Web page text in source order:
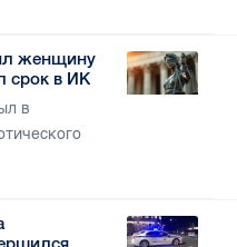
женщину
срок в ИК
в